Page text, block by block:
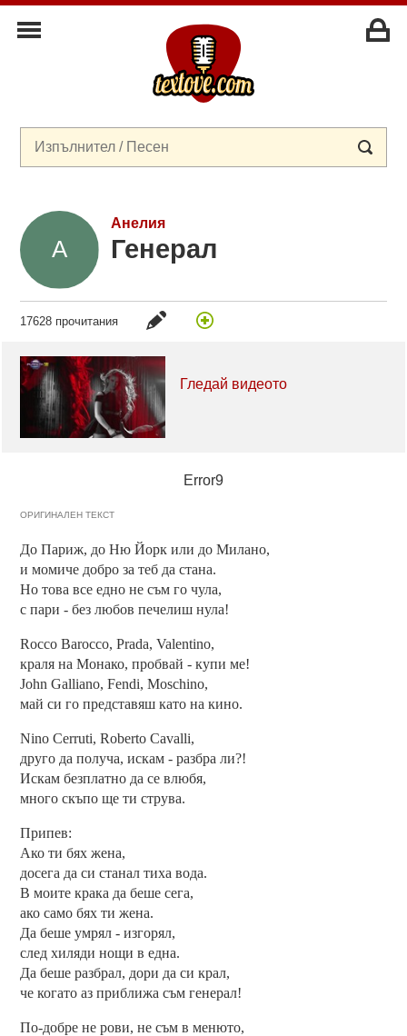
Анелия
Генерал
17628 прочитания
Гледай видеото
Error9
ОРИГИНАЛЕН ТЕКСТ
До Париж, до Ню Йорк или до Милано,
и момиче добро за теб да стана.
Но това все едно не съм го чула,
с пари - без любов печелиш нула!
Rocco Barocco, Prada, Valentino,
краля на Монако, пробвай - купи ме!
John Galliano, Fendi, Moschino,
май си го представяш като на кино.
Nino Cerruti, Roberto Cavalli,
друго да получа, искам - разбра ли?!
Искам безплатно да се влюбя,
много скъпо ще ти струва.
Припев:
Ако ти бях жена,
досега да си станал тиха вода.
В моите крака да беше сега,
ако само бях ти жена.
Да беше умрял - изгорял,
след хиляди нощи в една.
Да беше разбрал, дори да си крал,
че когато аз приближа съм генерал!
По-добре не рови, не съм в менюто,